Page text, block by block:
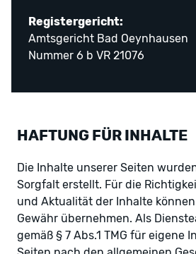
Registergericht:
Amtsgericht Bad Oeynhausen
Nummer 6 b VR 21076
HAFTUNG FÜR INHALTE
Die Inhalte unserer Seiten
Sorgfalt erstellt. Für die
und Aktualität der Inhalte
Gewähr übernehmen. Als
gemäß § 7 Abs.1 TMG für eigene